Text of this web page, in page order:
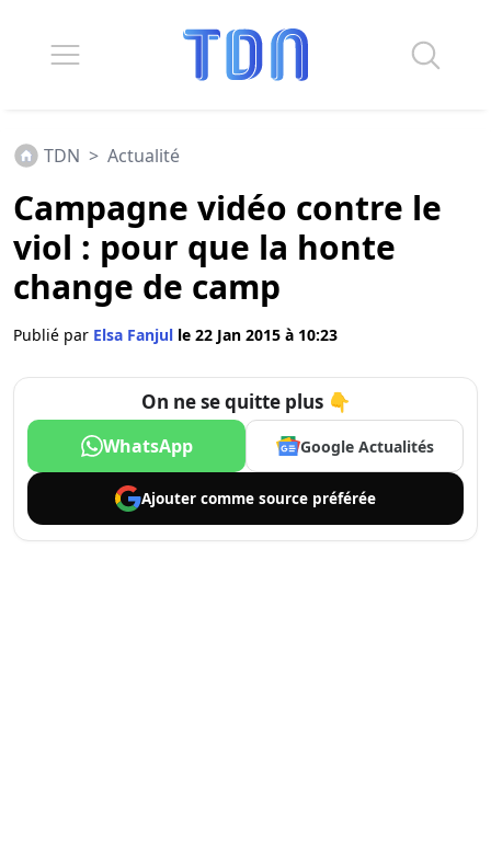
TDN > Actualité
Campagne vidéo contre le
viol : pour que la honte
change de camp
Publié par Elsa Fanjul le 22 Jan 2015 à 10:23
On ne se quitte plus 👇
WhatsApp Google Actualités
Ajouter comme source préférée